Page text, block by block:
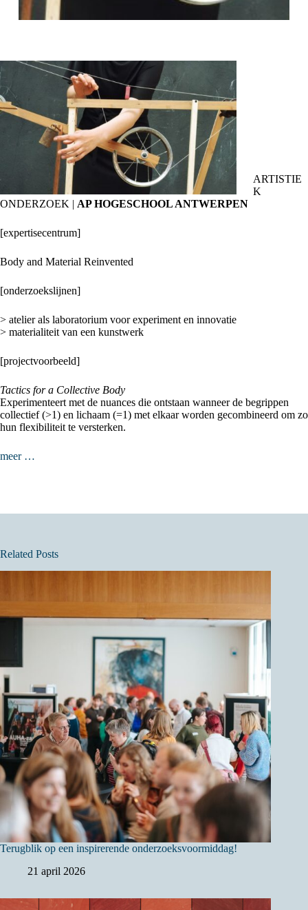
ARTISTIE
K
ONDERZOEK | AP HOGESCHOOL ANTWERPEN
[expertisecentrum]
Body and Material Reinvented
[onderzoekslijnen]
> atelier als laboratorium voor experiment en innovatie
> materialiteit van een kunstwerk
[projectvoorbeeld]
Tactics for a Collective Body
Experimenteert met de nuances die ontstaan wanneer de begrippen
collectief (>1) en lichaam (=1) met elkaar worden gecombineerd om zo
hun flexibiliteit te versterken.
meer …
Related Posts
Terugblik op een inspirerende onderzoeksvoormiddag!
21 april 2026